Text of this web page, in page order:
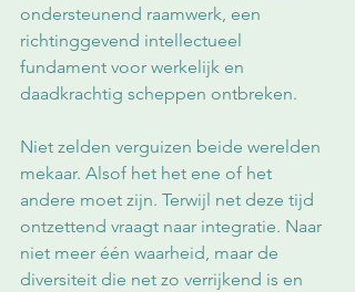
ondersteunend raamwerk, een
richtinggevend intellectueel
fundament voor werkelijk en
daadkrachtig scheppen ontbreken.
Niet zelden verguizen beide werelden
mekaar. Alsof het het ene of het
andere moet zijn. Terwijl net deze tijd
ontzettend vraagt naar integratie. Naar
niet meer één waarheid, maar de
diversiteit die net zo verrijkend is en